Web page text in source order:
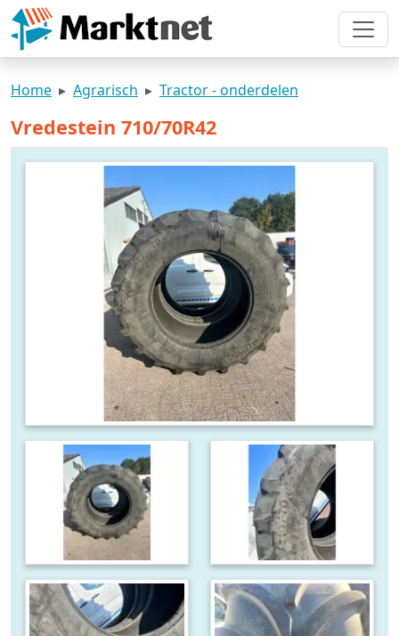
Home Agrarisch Tractor - onderdelen
Vredestein 710/70R42